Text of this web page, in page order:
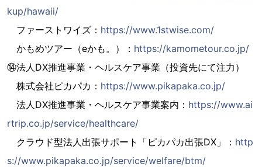
kup/hawaii/
ファーストワイズ： https://www.1stwise.com/
かもめツアー（eかも。）： https://kamometour.co.jp/
⑭法人DX推進事業・ヘルスケア事業（投資先にて注力）
株式会社ピカパカ： https://www.pikapaka.co.jp/
法人DX推進事業・ヘルスケア事業案内： https://www.ai
rtrip.co.jp/service/healthcare/
クラウド型法人出張サポート「ピカパカ出張DX」： http
s://www.pikapaka.co.jp/service/welfare/btm/